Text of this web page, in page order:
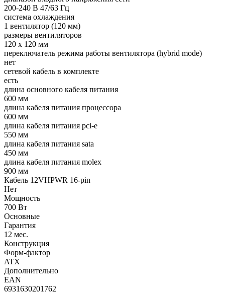
200-240 В 47/63 Гц
система охлаждения
1 вентилятор (120 мм)
размеры вентиляторов
120 x 120 мм
переключатель режима работы вентилятора (hybrid mode)
нет
сетевой кабель в комплекте
есть
длина основного кабеля питания
600 мм
длина кабеля питания процессора
600 мм
длина кабеля питания pci-e
550 мм
длина кабеля питания sata
450 мм
длина кабеля питания molex
900 мм
Кабель 12VHPWR 16-pin
Нет
Мощность
700 Вт
Основные
Гарантия
12 мес.
Конструкция
Форм-фактор
ATX
Дополнительно
EAN
6931630201762